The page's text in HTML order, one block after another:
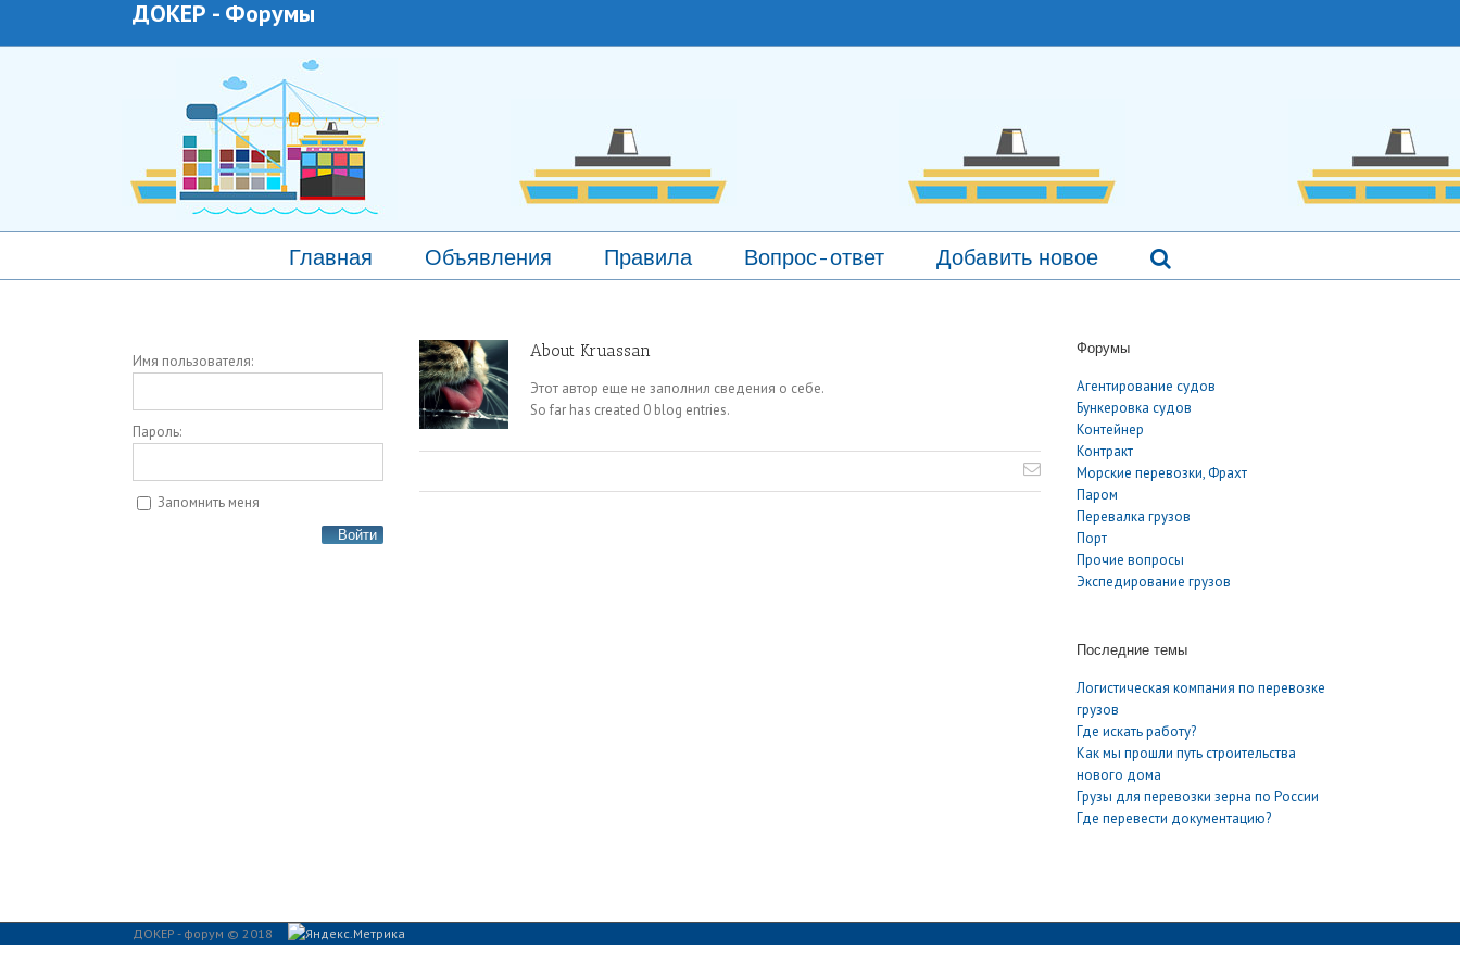
ДОКЕР - Форумы
Главная Объявления Правила Вопрос-ответ Добавить новое
About Kruassan
Этот автор еще не заполнил сведения о себе.
So far has created 0 blog entries.
Имя пользователя:
Пароль:
Запомнить меня
Войти
Форумы
Агентирование судов
Бункеровка судов
Контейнер
Контракт
Морские перевозки, Фрахт
Паром
Перевалка грузов
Порт
Прочие вопросы
Экспедирование грузов
Последние темы
Логистическая компания по перевозке
грузов
Где искать работу?
Как мы прошли путь строительства
нового дома
Грузы для перевозки зерна по России
Где перевести документацию?
ДОКЕР - форум © 2018